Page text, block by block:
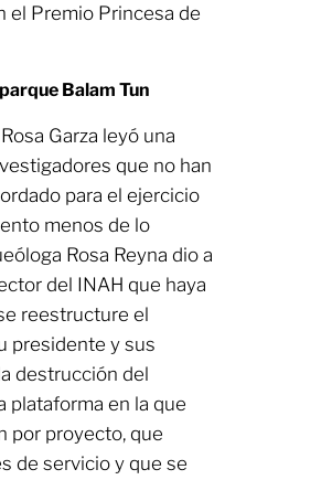
el Premio Princesa de
Balam Tun
Garza leyó una
que no han
para el ejercicio
menos de lo
Rosa Reyna dio a
del INAH que haya
reestructure el
presidente y sus
destrucción del
plataforma en la que
por proyecto, que
de servicio y que se